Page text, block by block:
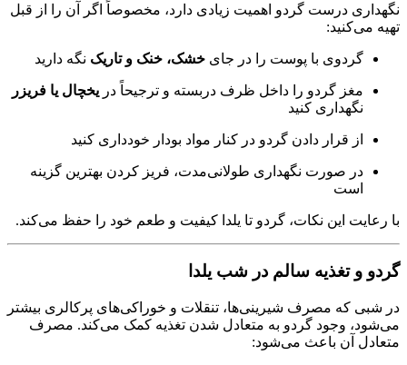
نگهداری درست گردو اهمیت زیادی دارد، مخصوصاً اگر آن را از قبل
تهیه می‌کنید:
گردوی با پوست را در جای خشک، خنک و تاریک نگه دارید
مغز گردو را داخل ظرف دربسته و ترجیحاً در یخچال یا فریزر
نگهداری کنید
از قرار دادن گردو در کنار مواد بودار خودداری کنید
در صورت نگهداری طولانی‌مدت، فریز کردن بهترین گزینه
است
با رعایت این نکات، گردو تا یلدا کیفیت و طعم خود را حفظ می‌کند.
گردو و تغذیه سالم در شب یلدا
در شبی که مصرف شیرینی‌ها، تنقلات و خوراکی‌های پرکالری بیشتر
می‌شود، وجود گردو به متعادل شدن تغذیه کمک می‌کند. مصرف
متعادل آن باعث می‌شود: